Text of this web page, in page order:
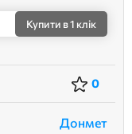
Купити в 1 клік
0
Донмет